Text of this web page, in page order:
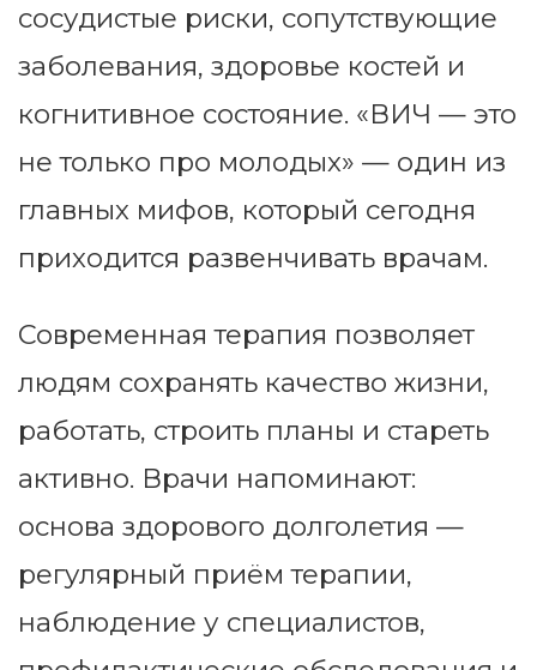
сосудистые риски, сопутствующие
заболевания, здоровье костей и
когнитивное состояние. «ВИЧ — это
не только про молодых» — один из
главных мифов, который сегодня
приходится развенчивать врачам.
Современная терапия позволяет
людям сохранять качество жизни,
работать, строить планы и стареть
активно. Врачи напоминают:
основа здорового долголетия —
регулярный приём терапии,
наблюдение у специалистов,